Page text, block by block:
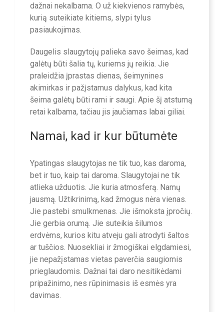
dažnai nekalbama. O už kiekvienos ramybės,
kurią suteikiate kitiems, slypi tylus
pasiaukojimas.
Daugelis slaugytojų palieka savo šeimas, kad
galėtų būti šalia tų, kuriems jų reikia. Jie
praleidžia įprastas dienas, šeimynines
akimirkas ir pažįstamus dalykus, kad kita
šeima galėtų būti rami ir saugi. Apie šį atstumą
retai kalbama, tačiau jis jaučiamas labai giliai.
Namai, kad ir kur būtumėte
Ypatingas slaugytojas ne tik tuo, kas daroma,
bet ir tuo, kaip tai daroma. Slaugytojai ne tik
atlieka užduotis. Jie kuria atmosferą. Namų
jausmą. Užtikrinimą, kad žmogus nėra vienas.
Jie pastebi smulkmenas. Jie išmoksta įpročių.
Jie gerbia orumą. Jie suteikia šilumos
erdvėms, kurios kitu atveju gali atrodyti šaltos
ar tuščios. Nuosekliai ir žmogiškai elgdamiesi,
jie nepažįstamas vietas paverčia saugiomis
prieglaudomis. Dažnai tai daro nesitikėdami
pripažinimo, nes rūpinimasis iš esmės yra
davimas.